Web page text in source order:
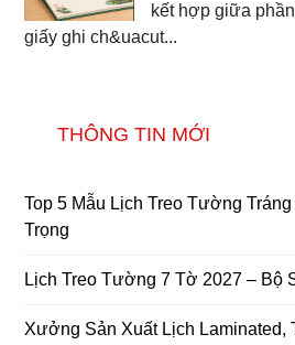
kết hợp giữa
giấy ghi ch&uacut...
THÔNG TIN MỚI
Top 5 Mẫu Lịch Treo Tường
Trọng
Lịch Treo Tường 7 Tờ 2027 – Bộ
Xưởng Sản Xuất Lịch Laminated,